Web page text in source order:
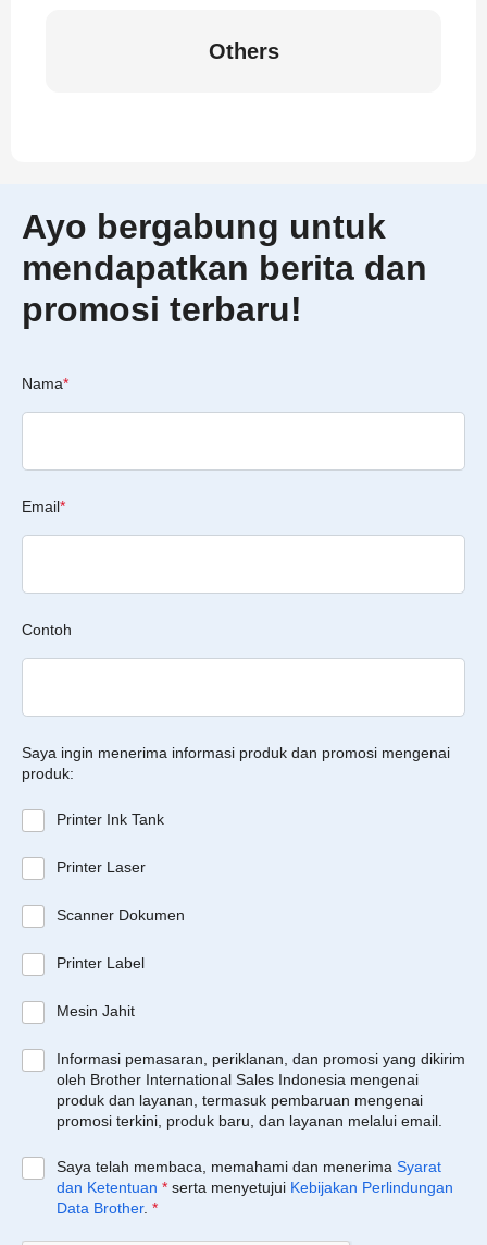
Others
Ayo bergabung untuk
mendapatkan berita dan
promosi terbaru!
Nama*
Email*
Contoh
Saya ingin menerima informasi produk dan promosi mengenai
produk:
Printer Ink Tank
Printer Laser
Scanner Dokumen
Printer Label
Mesin Jahit
Informasi pemasaran, periklanan, dan promosi yang dikirim
oleh Brother International Sales Indonesia mengenai
produk dan layanan, termasuk pembaruan mengenai
promosi terkini, produk baru, dan layanan melalui email.
Saya telah membaca, memahami dan menerima Syarat
dan Ketentuan * serta menyetujui Kebijakan Perlindungan
Data Brother. *